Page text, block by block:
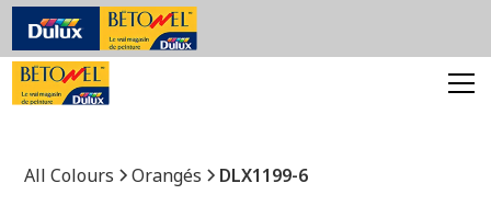
All Colours Orangés DLX1199-6